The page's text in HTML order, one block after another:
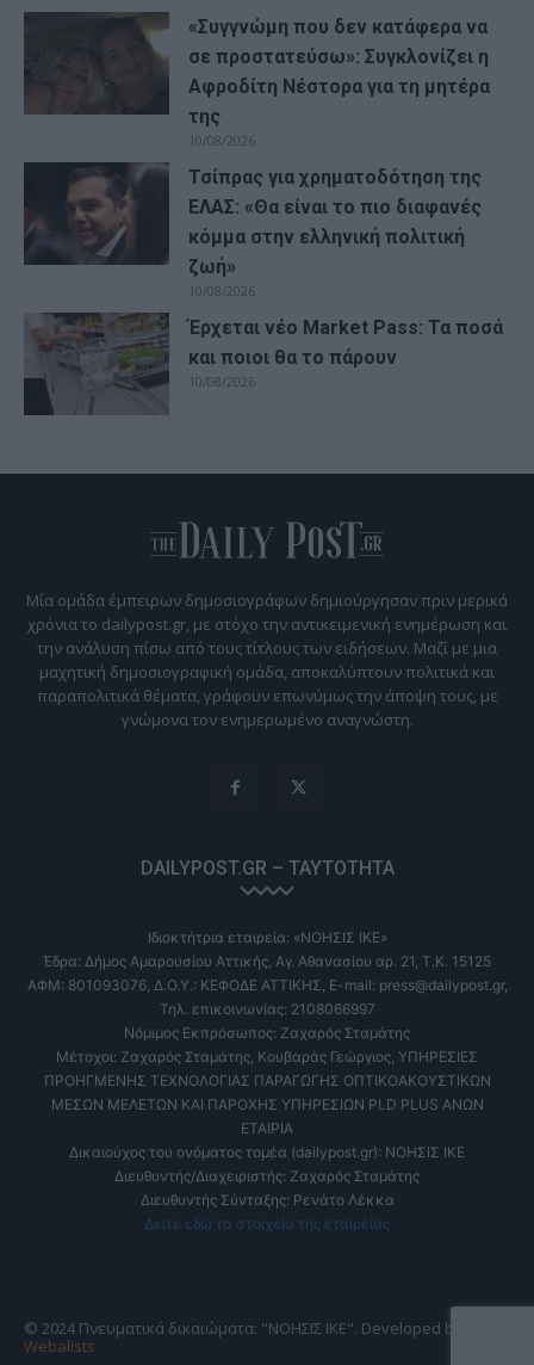
«Συγγνώμη που δεν κατάφερα να
σε προστατεύσω»: Συγκλονίζει η
Αφροδίτη Νέστορα για τη μητέρα
της
10/08/2026
Τσίπρας για χρηματοδότηση της
ΕΛΑΣ: «Θα είναι το πιο διαφανές
κόμμα στην ελληνική πολιτική
ζωή»
10/08/2026
Έρχεται νέο Market Pass: Τα ποσά
και ποιοι θα το πάρουν
10/08/2026
Μία ομάδα έμπειρων δημοσιογράφων δημιούργησαν πριν μερικά
χρόνια το dailypost.gr, με στόχο την αντικειμενική ενημέρωση και
την ανάλυση πίσω από τους τίτλους των ειδήσεων. Μαζί με μια
μαχητική δημοσιογραφική ομάδα, αποκαλύπτουν πολιτικά και
παραπολιτικά θέματα, γράφουν επωνύμως την άποψη τους, με
γνώμονα τον ενημερωμένο αναγνώστη.
DAILYPOST.GR – ΤΑΥΤΌΤΗΤΑ
Ιδιοκτήτρια εταιρεία: «ΝΟΗΣΙΣ ΙΚΕ»
Έδρα: Δήμος Αμαρουσίου Αττικής, Αγ. Αθανασίου αρ. 21, Τ.Κ. 15125
ΑΦΜ: 801093076, Δ.Ο.Υ.: ΚΕΦΟΔΕ ΑΤΤΙΚΗΣ, E-mail: press@dailypost.gr,
Τηλ. επικοινωνίας: 2108066997
Νόμιμος Εκπρόσωπος: Ζαχαρός Σταμάτης
Μέτοχοι: Ζαχαρός Σταμάτης, Κουβαράς Γεώργιος, ΥΠΗΡΕΣΙΕΣ
ΠΡΟΗΓΜΕΝΗΣ ΤΕΧΝΟΛΟΓΙΑΣ ΠΑΡΑΓΩΓΗΣ ΟΠΤΙΚΟΑΚΟΥΣΤΙΚΩΝ
ΜΕΣΩΝ ΜΕΛΕΤΩΝ ΚΑΙ ΠΑΡΟΧΗΣ ΥΠΗΡΕΣΙΩΝ PLD PLUS ΑΝΩΝ
ΕΤΑΙΡΙΑ
Δικαιούχος του ονόματος τομέα (dailypost.gr): ΝΟΗΣΙΣ ΙΚΕ
Διευθυντής/Διαχειριστής: Ζαχαρός Σταμάτης
Διευθυντής Σύνταξης: Ρενάτο Λέκκα
Δείτε εδώ τα στοιχεία της εταιρείας
© 2024 Πνευματικά δικαιώματα: "ΝΟΗΣΙΣ ΙΚΕ". Developed by
Webalists